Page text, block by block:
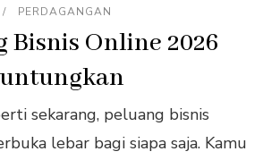
PERDAGANGAN
Bisnis Online 2026
sekarang, peluang bisnis
lebar bagi siapa saja. Kamu